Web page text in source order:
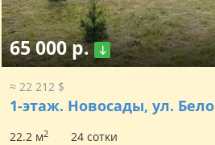
65 000 р.
≈ 22 212 $
1-этаж. Новосады, ул.
22.2 м2 24 сотки